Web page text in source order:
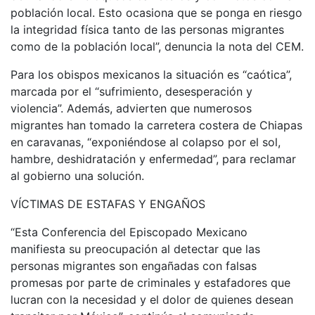
población local. Esto ocasiona que se ponga en riesgo
la integridad física tanto de las personas migrantes
como de la población local”, denuncia la nota del CEM.
Para los obispos mexicanos la situación es “caótica”,
marcada por el “sufrimiento, desesperación y
violencia”. Además, advierten que numerosos
migrantes han tomado la carretera costera de Chiapas
en caravanas, “exponiéndose al colapso por el sol,
hambre, deshidratación y enfermedad”, para reclamar
al gobierno una solución.
VÍCTIMAS DE ESTAFAS Y ENGAÑOS
“Esta Conferencia del Episcopado Mexicano
manifiesta su preocupación al detectar que las
personas migrantes son engañadas con falsas
promesas por parte de criminales y estafadores que
lucran con la necesidad y el dolor de quienes desean